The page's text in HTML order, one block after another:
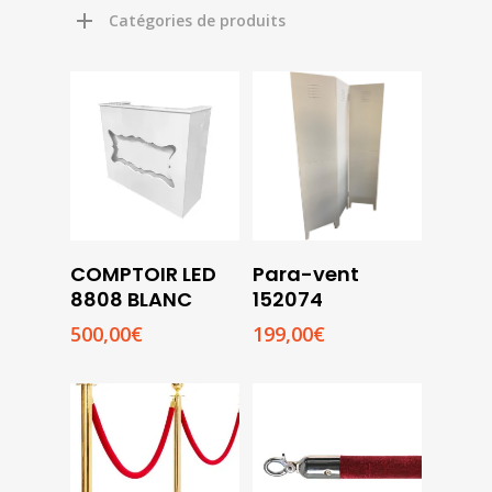
Catégories de produits
Ajouter
Au
Panier
COMPTOIR LED
8808 BLANC
500,00€
Choix
Des
Options
Para-vent
152074
199,00€